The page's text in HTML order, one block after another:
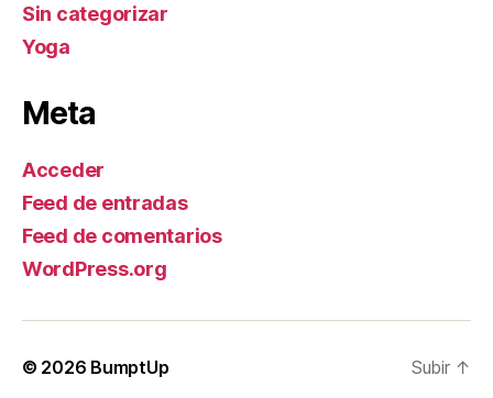
Sin categorizar
Yoga
Meta
Acceder
Feed de entradas
Feed de comentarios
WordPress.org
© 2026 BumptUp
Subir ↑